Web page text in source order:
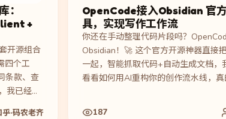
：
+
开源组合
四个工
条款、查
我已经用
备好，
乎·码农老齐
OpenCode接入Obsidian 官
具，实现写作工作流
你还在手动整理代码片段吗？
Obsidian！🚀 这个官方开源神器直接
一起，智能抓取代码+自动生成文档，
看看如何用AI重构你的创作流水线，真
187